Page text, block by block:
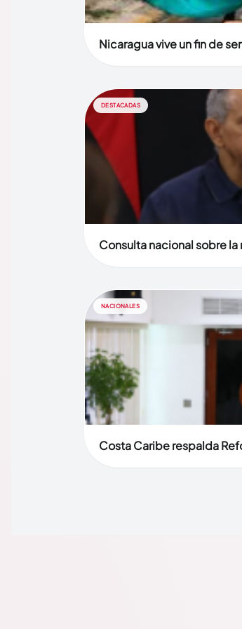
Nicaragua vive un fin de
DESTACADAS
Consulta nacional sobre
NACIONALES
Costa Caribe respalda